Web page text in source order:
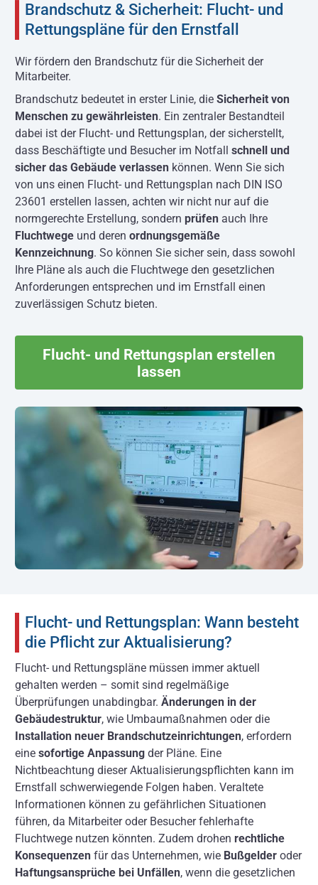
Brandschutz & Sicherheit: Flucht- und
Rettungspläne für den Ernstfall
Wir fördern den Brandschutz für die Sicherheit der
Mitarbeiter.
Brandschutz bedeutet in erster Linie, die Sicherheit von
Menschen zu gewährleisten. Ein zentraler Bestandteil
dabei ist der Flucht- und Rettungsplan, der sicherstellt,
dass Beschäftigte und Besucher im Notfall schnell und
sicher das Gebäude verlassenkönnen. Wenn Sie sich
von uns einen Flucht- und Rettungsplan nach DIN ISO
23601 erstellen lassen, achten wir nicht nur auf die
normgerechte Erstellung, sondern prüfenauch Ihre
Fluchtwegeund deren ordnungsgemäße
Kennzeichnung. So können Sie sicher sein, dass sowohl
Ihre Pläne als auch die Fluchtwege den gesetzlichen
Anforderungen entsprechen und im Ernstfall einen
zuverlässigen Schutz bieten.
Flucht- und Rettungsplan erstellen
lassen
Flucht- und Rettungsplan: Wann besteht
die Pflicht zur Aktualisierung?
Flucht- und Rettungspläne müssen immer aktuell
gehalten werden – somit sind regelmäßige
Überprüfungen unabdingbar. Änderungen in der
Gebäudestruktur, wie Umbaumaßnahmen oder die
Installation neuer Brandschutzeinrichtungen, erfordern
eine sofortige Anpassungder Pläne. Eine
Nichtbeachtung dieser Aktualisierungspflichten kann im
Ernstfall schwerwiegende Folgen haben. Veraltete
Informationen können zu gefährlichen Situationen
führen, da Mitarbeiter oder Besucher fehlerhafte
Fluchtwege nutzen könnten. Zudem drohen rechtliche
Konsequenzenfür das Unternehmen, wie Bußgelderoder
Haftungsansprüche bei Unfällen, wenn die gesetzlichen